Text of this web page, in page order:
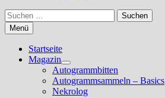
Suchen
nach:
Menü
Startseite
Magazin
Untermenü
anzeigen
Autogrammbitten
Autogrammsammeln – Basics
Nekrolog